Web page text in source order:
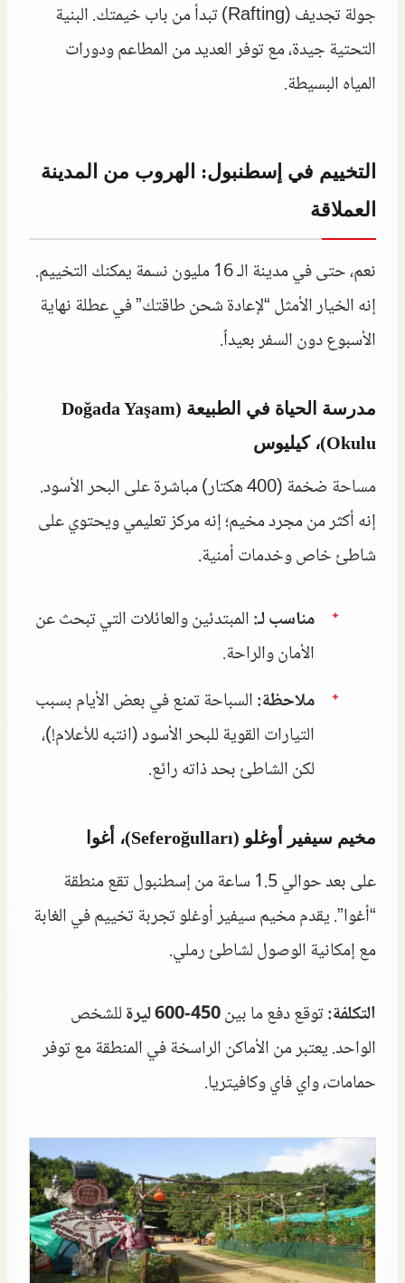
جولة تجديف (Rafting) تبدأ من باب خيمتك. البنية
التحتية جيدة، مع توفر العديد من المطاعم ودورات
المياه البسيطة.
التخييم في إسطنبول: الهروب من المدينة
العملاقة
نعم، حتى في مدينة الـ 16 مليون نسمة يمكنك التخييم.
إنه الخيار الأمثل “لإعادة شحن طاقتك” في عطلة نهاية
الأسبوع دون السفر بعيداً.
مدرسة الحياة في الطبيعة (Doğada Yaşam
Okulu)، كيليوس
مساحة ضخمة (400 هكتار) مباشرة على البحر الأسود.
إنه أكثر من مجرد مخيم؛ إنه مركز تعليمي ويحتوي على
شاطئ خاص وخدمات أمنية.
مناسب لـ:المبتدئين والعائلات التي تبحث عن
الأمان والراحة.
ملاحظة:السباحة تمنع في بعض الأيام بسبب
التيارات القوية للبحر الأسود (انتبه للأعلام!)،
لكن الشاطئ بحد ذاته رائع.
مخيم سيفير أوغلو (Seferoğulları)، أغوا
على بعد حوالي 1.5 ساعة من إسطنبول تقع منطقة
“أغوا”. يقدم مخيم سيفير أوغلو تجربة تخييم في الغابة
مع إمكانية الوصول لشاطئ رملي.
التكلفة:توقع دفع ما بين450-600 ليرة
للشخص
الواحد. يعتبر من الأماكن الراسخة في المنطقة مع توفر
حمامات، واي فاي وكافيتريا.